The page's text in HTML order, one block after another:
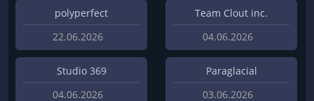
polyperfect
22.06.2026
Team Clout inc.
04.06.2026
Studio 369
04.06.2026
Paraglacial
03.06.2026